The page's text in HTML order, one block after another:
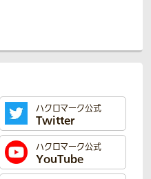
ハクロマーク公式
Twitter
ハクロマーク公式
YouTube